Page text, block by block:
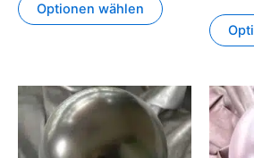
Optionen wählen
Preisspanne:
CHF 7.90
bis
CHF 24.90
Dieses
Produkt
weist